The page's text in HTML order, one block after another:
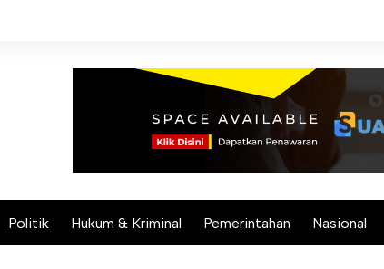
Politik Hukum & Kriminal Pemerintahan Nasional